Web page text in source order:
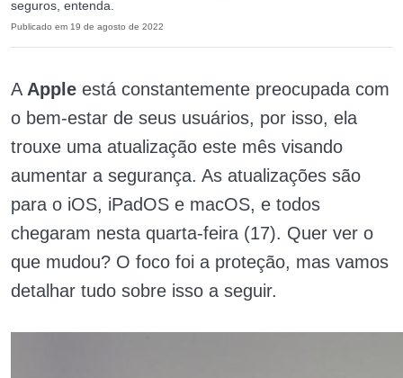
seguros, entenda.
Publicado em 19 de agosto de 2022
A Apple está constantemente preocupada com
o bem-estar de seus usuários, por isso, ela
trouxe uma atualização este mês visando
aumentar a segurança. As atualizações são
para o iOS, iPadOS e macOS, e todos
chegaram nesta quarta-feira (17). Quer ver o
que mudou? O foco foi a proteção, mas vamos
detalhar tudo sobre isso a seguir.